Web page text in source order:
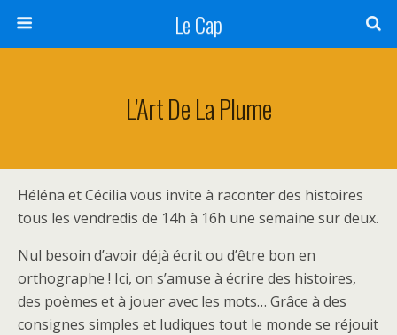
Le Cap
L’Art De La Plume
Héléna et Cécilia vous invite à raconter des histoires
tous les vendredis de 14h à 16h une semaine sur deux.
Nul besoin d’avoir déjà écrit ou d’être bon en
orthographe ! Ici, on s’amuse à écrire des histoires,
des poèmes et à jouer avec les mots… Grâce à des
consignes simples et ludiques tout le monde se réjouit